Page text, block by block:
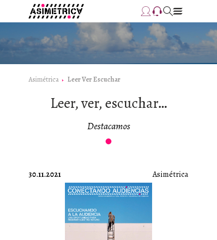
Leer, ver, escuchar…
Asimétrica Leer Ver Escuchar
Destacamos
30.11.2021 Asimétrica